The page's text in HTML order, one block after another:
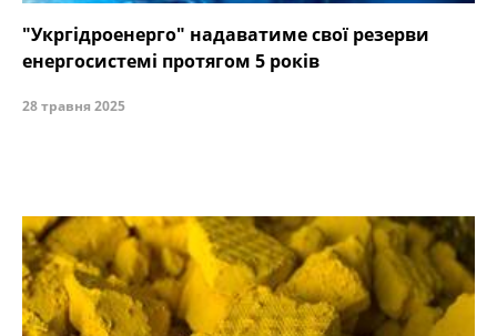
"Укргідроенерго" надаватиме свої резерви
енергосистемі протягом 5 років
28 травня 2025